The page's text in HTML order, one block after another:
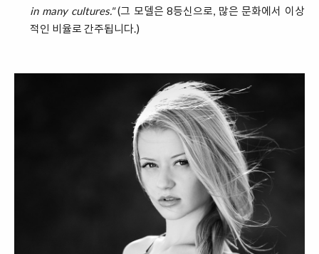
in many cultures."(그 모델은 8등신으로, 많은 문화에서 이상
적인 비율로 간주됩니다.)